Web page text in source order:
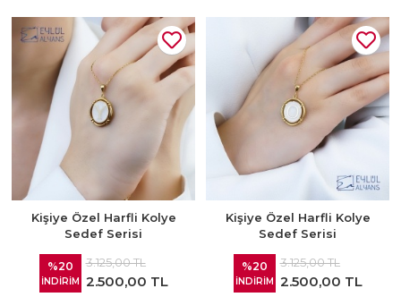
Kişiye Özel Harfli Kolye
Sedef Serisi
%20
İNDİRİM
3.125,00 TL
2.500,00 TL
Kişiye Özel Harfli Kolye
Sedef Serisi
%20
İNDİRİM
3.125,00 TL
2.500,00 TL